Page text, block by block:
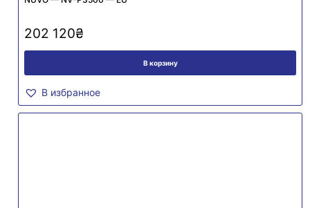
202 120₴
В корзину
В избранное